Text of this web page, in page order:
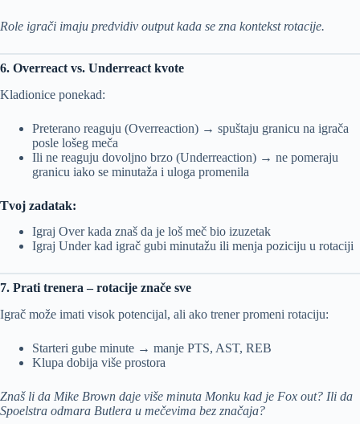
Role igrači imaju predvidiv output kada se zna kontekst rotacije.
6. Overreact vs. Underreact kvote
Kladionice ponekad:
Preterano reaguju (Overreaction) → spuštaju granicu na igrača
posle lošeg meča
Ili ne reaguju dovoljno brzo (Underreaction) → ne pomeraju
granicu iako se minutaža i uloga promenila
Tvoj zadatak:
Igraj Over kada znaš da je loš meč bio izuzetak
Igraj Under kad igrač gubi minutažu ili menja poziciju u rotaciji
7. Prati trenera – rotacije znače sve
Igrač može imati visok potencijal, ali ako trener promeni rotaciju:
Starteri gube minute → manje PTS, AST, REB
Klupa dobija više prostora
Znaš li da Mike Brown daje više minuta Monku kad je Fox out? Ili da
Spoelstra odmara Butlera u mečevima bez značaja?